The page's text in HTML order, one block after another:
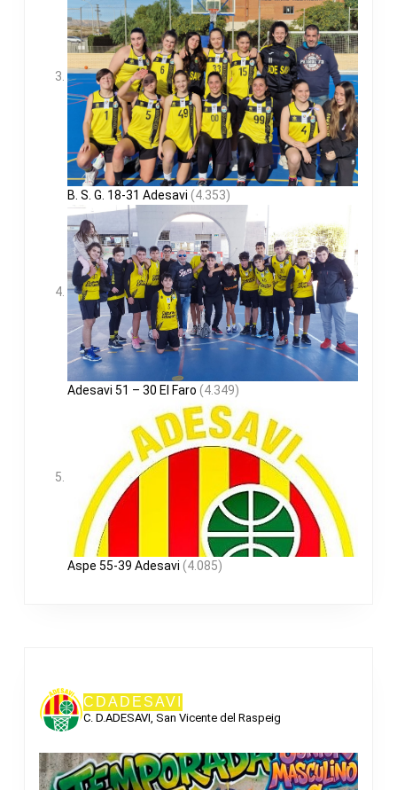
B. S. G. 18-31 Adesavi (4.353)
Adesavi 51 – 30 El Faro (4.349)
Aspe 55-39 Adesavi (4.085)
CDADESAVI
C. D.ADESAVI, San Vicente del Raspeig